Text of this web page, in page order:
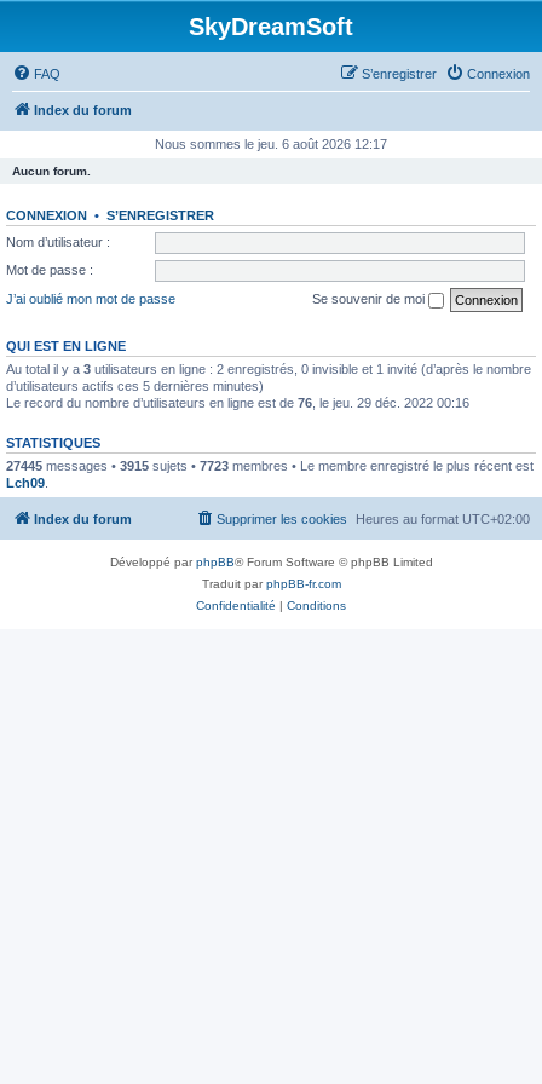
SkyDreamSoft
FAQ Connexion
S’enregistrer
Index du forum
Nous sommes le jeu. 6 août 2026 12:17
Aucun forum.
CONNEXION • S’ENREGISTRER
Nom d’utilisateur :
Mot de passe :
J’ai oublié mon mot de passe
Se souvenir de moi
QUI EST EN LIGNE
Au total il y a 3 utilisateurs en ligne : 2 enregistrés, 0 invisible et 1 invité (d’après le nombre
d’utilisateurs actifs ces 5 dernières minutes)
Le record du nombre d’utilisateurs en ligne est de 76 , le jeu. 29 déc. 2022 00:16
STATISTIQUES
27445 messages • 3915 sujets • 7723 membres • Le membre enregistré le plus récent est
Lch09
Index du forum Heures au format UTC+02:00
Supprimer les cookies
Développé parphpBB® Forum Software © phpBB Limited
Traduit parphpBB-fr.com
Confidentialité | Conditions